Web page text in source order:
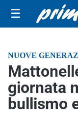
☰
NUOVE
giornata
bullismo